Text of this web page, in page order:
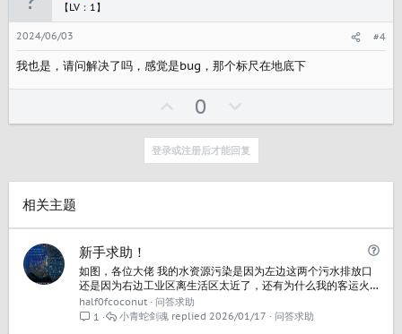
t
e
【LV：1】
2024/06/03 #4
我也是，请问解决了吗，感觉是bug，那个标尺在地底下
p
v
o
t
0
对
登录或注册后才能回复
相关主题
问
新手求助！
如图，各位大佬 我的水资源污染是因为左边这两个污水排放口
还是因为右边工业区离生活区太近了，还有为什么我的客运火
车没人坐啊，全都堵在高速口，不知道该怎么解决开局道路布
局问题，自己琢磨了几个城区内的快速路好像也没有见效 好郁
half0fcoconut
问答求助
1
问答求助
2026/01/17
小青蛇剑魂